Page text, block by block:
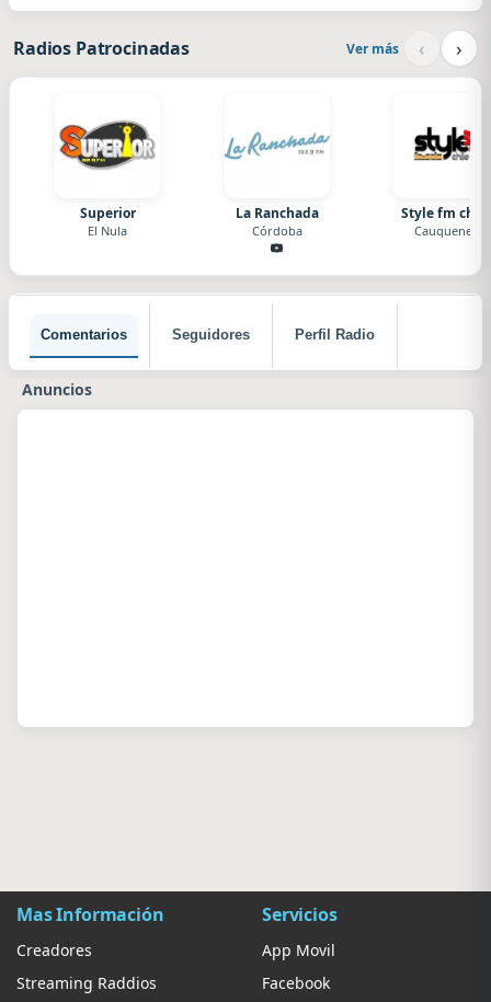
Radios Patrocinadas Ver más ‹ ›
Superior
El Nula
La Ranchada
Córdoba
Style fm chile
Cauquenes
Comentarios Seguidores Perfil Radio
Anuncios
Mas Información
Creadores
Streaming Raddios
Servicios
App Movil
Facebook